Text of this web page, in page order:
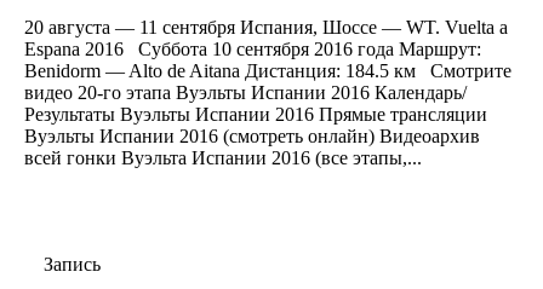
20 августа — 11 сентября Испания, Шоссе — WT. Vuelta a
Espana 2016 Суббота 10 сентября 2016 года Маршрут:
Benidorm — Alto de Aitana Дистанция: 184.5 км Смотрите
видео 20-го этапа Вуэльты Испании 2016 Календарь/
Результаты Вуэльты Испании 2016 Прямые трансляции
Вуэльты Испании 2016 (смотреть онлайн) Видеоархив
всей гонки Вуэльта Испании 2016 (все этапы,...
Запись